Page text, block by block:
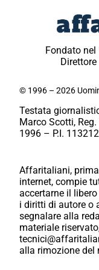
Fondato
© 1996 – 2026
Testata
Marco Scotti,
1996 – P.I.
Affaritaliani,
internet, compie
accertarne il
i diritti di autore o
segnalare alla
materiale
alla rimozione del